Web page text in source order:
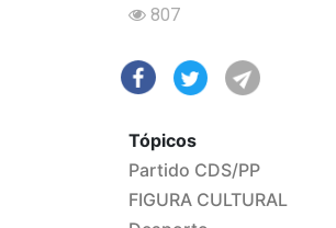
807
Tópicos
Partido CDS/PP
FIGURA CULTURAL